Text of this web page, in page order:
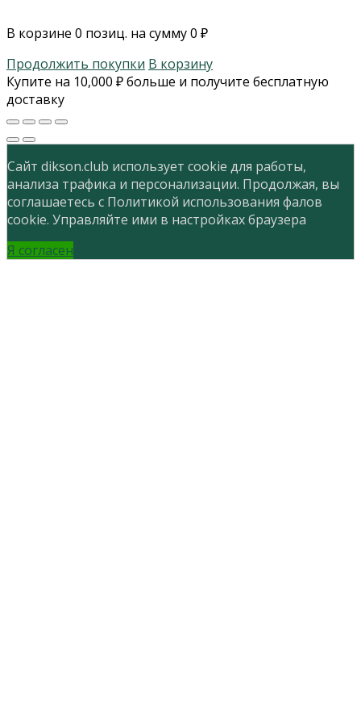
В корзине 0 позиц. на сумму0 ₽
Продолжить покупки В корзину
Купите на 10,000 ₽больше и получите бесплатную
доставку
Сайт dikson.club использует cookie для работы,
анализа трафика и персонализации. Продолжая, вы
соглашаетесь с Политикой использования фалов
cookie. Управляйте ими в настройках браузера
Я согласен